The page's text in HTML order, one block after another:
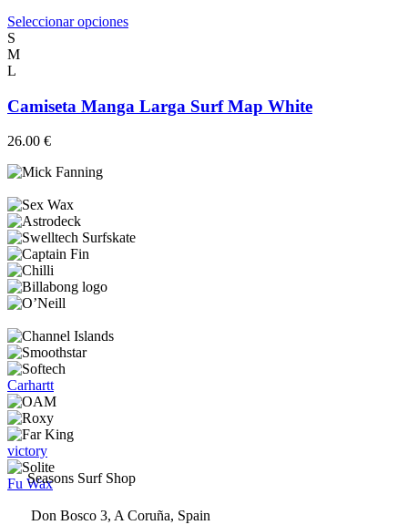
producto
Seleccionar opcionesEste
Las
opciones
de
S
M
L
Camiseta Manga Larga Surf Map White
26.00 €
Carhartt
victory
Fu Wax
Seasons Surf Shop
Don Bosco 3, A Coruña, Spain